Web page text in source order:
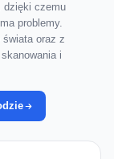
dzięki czemu
problemy.
świata oraz z
i